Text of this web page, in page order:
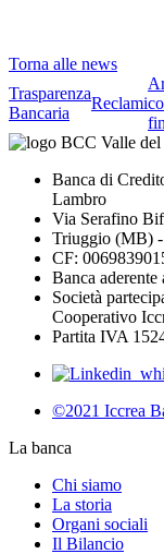
Torna alle news
Trasparenza
Bancaria
Reclami
Banca di
Lambro
Via Serafino
Triuggio (MB) -
CF:
Banca
Società
Cooperativo
Partita IVA
©2021 Iccrea
La banca
Chi siamo
La storia
Organi sociali
Il Bilancio